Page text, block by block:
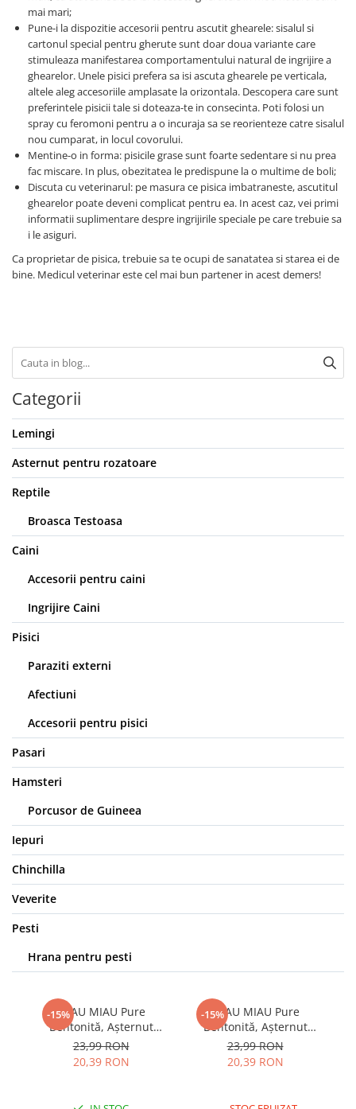
mai mari;
Pune-i la dispozitie accesorii pentru ascutit ghearele: sisalul si
cartonul special pentru gherute sunt doar doua variante care
stimuleaza manifestarea comportamentului natural de ingrijire a
ghearelor. Unele pisici prefera sa isi ascuta ghearele pe verticala,
altele aleg accesoriile amplasate la orizontala. Descopera care sunt
preferintele pisicii tale si doteaza-te in consecinta. Poti folosi un
spray cu feromoni pentru a o incuraja sa se reorienteze catre sisalul
nou cumparat, in locul covorului.
Mentine-o in forma: pisicile grase sunt foarte sedentare si nu prea
fac miscare. In plus, obezitatea le predispune la o multime de boli;
Discuta cu veterinarul: pe masura ce pisica imbatraneste, ascutitul
ghearelor poate deveni complicat pentru ea. In acest caz, vei primi
informatii suplimentare despre ingrijirile speciale pe care trebuie sa
i le asiguri.
Ca proprietar de pisica, trebuie sa te ocupi de sanatatea si starea ei de
bine. Medicul veterinar este cel mai bun partener in acest demers!
Categorii
Lemingi
Asternut pentru rozatoare
Reptile
Broasca Testoasa
Caini
Accesorii pentru caini
Ingrijire Caini
Pisici
Paraziti externi
Afectiuni
Accesorii pentru pisici
Pasari
Hamsteri
Porcusor de Guineea
Iepuri
Chinchilla
Veverite
Pesti
Hrana pentru pesti
-15%MIAU MIAU Pure
Bentonită, Așternut
Igienic pentru Pisică,
Lavandă, 5L
23,99 RON
20,39 RON
-15%MIAU MIAU Pure
Bentonită, Așternut
Igienic pentru Pisică,
Marseille Soap, 5L
23,99 RON
20,39 RON